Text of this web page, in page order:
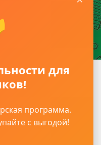
для
программа.
с выгодой!